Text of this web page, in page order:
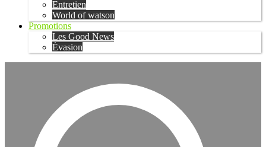
Entretien
World of watson
Promotions
Les Good News
Évasion